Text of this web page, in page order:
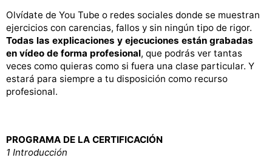
Olvídate de You Tube o redes sociales donde se muestran
ejercicios con carencias, fallos y sin ningún tipo de rigor.
Todas las explicaciones y ejecuciones están grabadas
en vídeo de forma profesional, que podrás ver tantas
veces como quieras como si fuera una clase particular. Y
estará para siempre a tu disposición como recurso
profesional.
PROGRAMA DE LA CERTIFICACIÓN
1 Introducción